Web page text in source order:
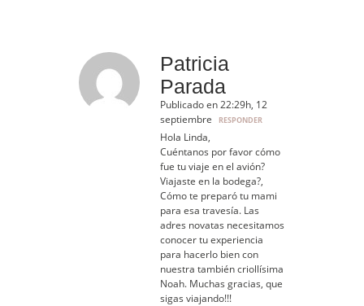
Patricia
Parada
Publicado en 22:29h, 12
septiembre
RESPONDER
Hola Linda,
Cuéntanos por favor cómo
fue tu viaje en el avión?
Viajaste en la bodega?,
Cómo te preparó tu mami
para esa travesía. Las
adres novatas necesitamos
conocer tu experiencia
para hacerlo bien con
nuestra también criollísima
Noah. Muchas gracias, que
sigas viajando!!!